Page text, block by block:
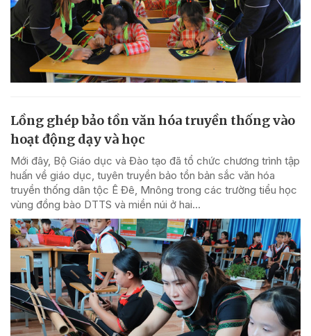
Lồng ghép bảo tồn văn hóa truyền thống vào
hoạt động dạy và học
Mới đây, Bộ Giáo dục và Đào tạo đã tổ chức chương trình tập
huấn về giáo dục, tuyên truyền bảo tồn bản sắc văn hóa
truyền thống dân tộc Ê Đê, Mnông trong các trường tiểu học
vùng đồng bào DTTS và miền núi ở hai...